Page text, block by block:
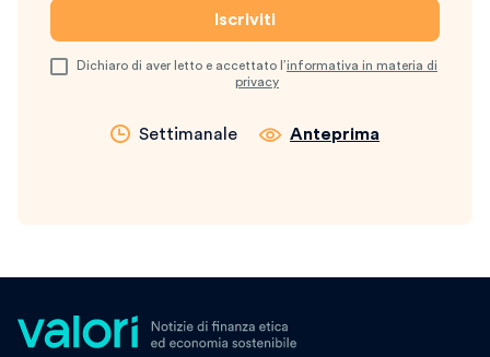
Dichiaro di aver letto e accettato l’informativa in materia di
privacy
Settimanale Anteprima